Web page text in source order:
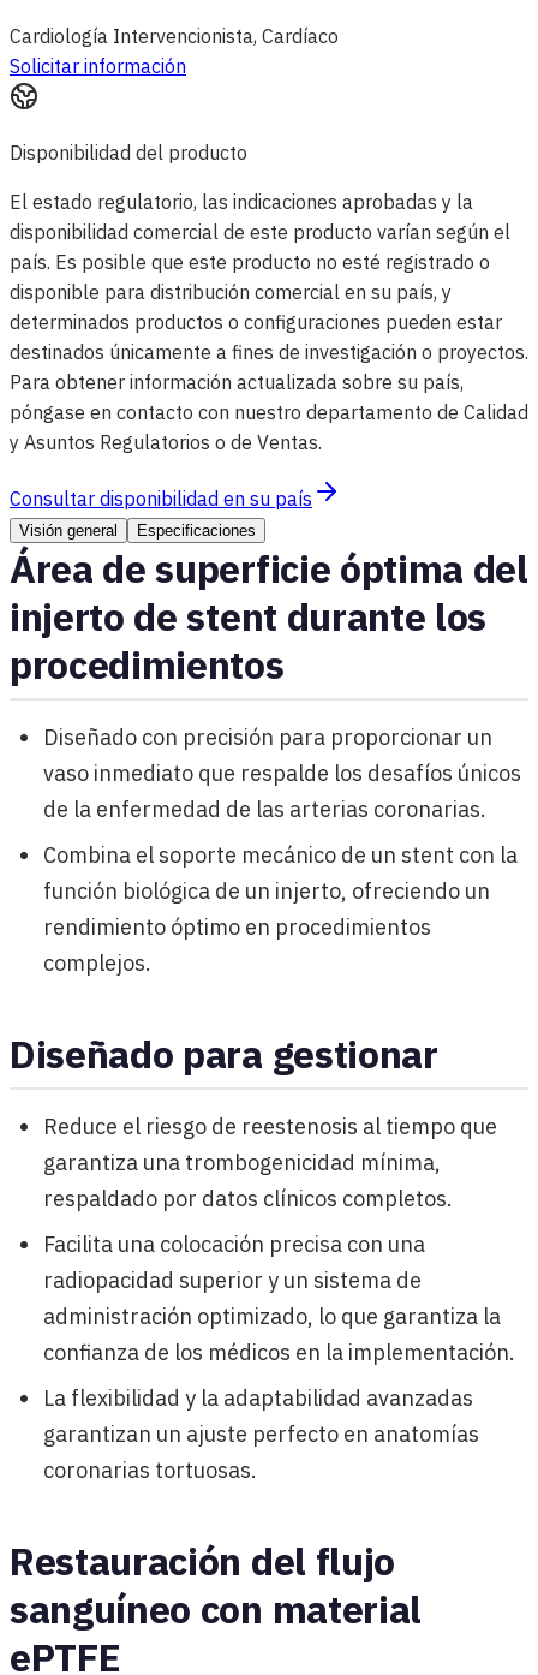
Cardiología Intervencionista, Cardíaco
Solicitar información
Disponibilidad del producto
El estado regulatorio, las indicaciones aprobadas y la
disponibilidad comercial de este producto varían según el
país. Es posible que este producto no esté registrado o
disponible para distribución comercial en su país, y
determinados productos o configuraciones pueden estar
destinados únicamente a fines de investigación o proyectos.
Para obtener información actualizada sobre su país,
póngase en contacto con nuestro departamento de Calidad
y Asuntos Regulatorios o de Ventas.
Consultar disponibilidad en su país
Visión general Especificaciones
Área de superficie óptima del
injerto de stent durante los
procedimientos
Diseñado con precisión para proporcionar un
vaso inmediato que respalde los desafíos únicos
de la enfermedad de las arterias coronarias.
Combina el soporte mecánico de un stent con la
función biológica de un injerto, ofreciendo un
rendimiento óptimo en procedimientos
complejos.
Diseñado para gestionar
Reduce el riesgo de reestenosis al tiempo que
garantiza una trombogenicidad mínima,
respaldado por datos clínicos completos.
Facilita una colocación precisa con una
radiopacidad superior y un sistema de
administración optimizado, lo que garantiza la
confianza de los médicos en la implementación.
La flexibilidad y la adaptabilidad avanzadas
garantizan un ajuste perfecto en anatomías
coronarias tortuosas.
Restauración del flujo
sanguíneo con material
ePTFE